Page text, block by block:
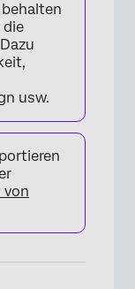
die
usw.
von